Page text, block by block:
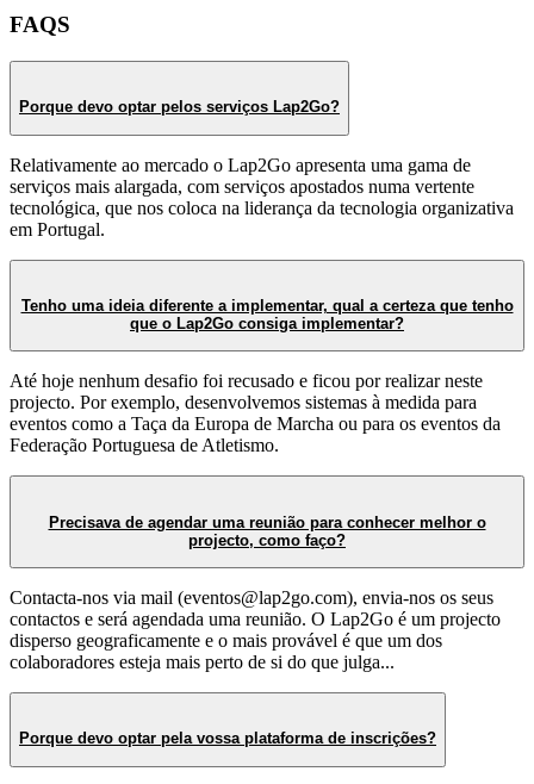
FAQS
Porque devo optar pelos serviços Lap2Go?
Relativamente ao mercado o Lap2Go apresenta uma gama de
serviços mais alargada, com serviços apostados numa vertente
tecnológica, que nos coloca na liderança da tecnologia organizativa
em Portugal.
Tenho uma ideia diferente a implementar, qual a certeza que tenho
que o Lap2Go consiga implementar?
Até hoje nenhum desafio foi recusado e ficou por realizar neste
projecto. Por exemplo, desenvolvemos sistemas à medida para
eventos como a Taça da Europa de Marcha ou para os eventos da
Federação Portuguesa de Atletismo.
Precisava de agendar uma reunião para conhecer melhor o
projecto, como faço?
Contacta-nos via mail (eventos@lap2go.com), envia-nos os seus
contactos e será agendada uma reunião. O Lap2Go é um projecto
disperso geograficamente e o mais provável é que um dos
colaboradores esteja mais perto de si do que julga...
Porque devo optar pela vossa plataforma de inscrições?